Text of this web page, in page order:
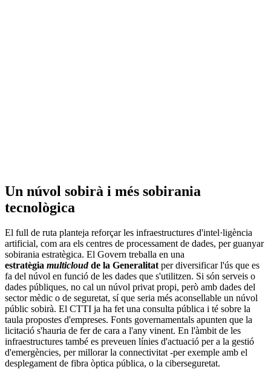
Un núvol sobirà i més sobirania
tecnològica
El full de ruta planteja reforçar les infraestructures d'intel·ligència
artificial, com ara els centres de processament de dades, per guanyar
sobirania estratègica. El Govern treballa en una
estratègia multicloudde la Generalitatper diversificar l'ús que es
fa del núvol en funció de les dades que s'utilitzen. Si són serveis o
dades públiques, no cal un núvol privat propi, però amb dades del
sector mèdic o de seguretat, sí que seria més aconsellable un núvol
públic sobirà. El CTTI ja ha fet una consulta pública i té sobre la
taula propostes d'empreses. Fonts governamentals apunten que la
licitació s'hauria de fer de cara a l'any vinent. En l'àmbit de les
infraestructures també es preveuen línies d'actuació per a la gestió
d'emergències, per millorar la connectivitat -per exemple amb el
desplegament de fibra òptica pública, o la ciberseguretat.